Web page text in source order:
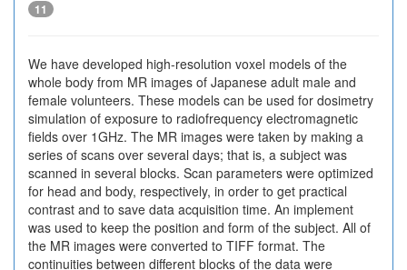
11
We have developed high-resolution voxel models of the
whole body from MR images of Japanese adult male and
female volunteers. These models can be used for dosimetry
simulation of exposure to radiofrequency electromagnetic
fields over 1GHz. The MR images were taken by making a
series of scans over several days; that is, a subject was
scanned in several blocks. Scan parameters were optimized
for head and body, respectively, in order to get practical
contrast and to save data acquisition time. An implement
was used to keep the position and form of the subject. All of
the MR images were converted to TIFF format. The
continuities between different blocks of the data were